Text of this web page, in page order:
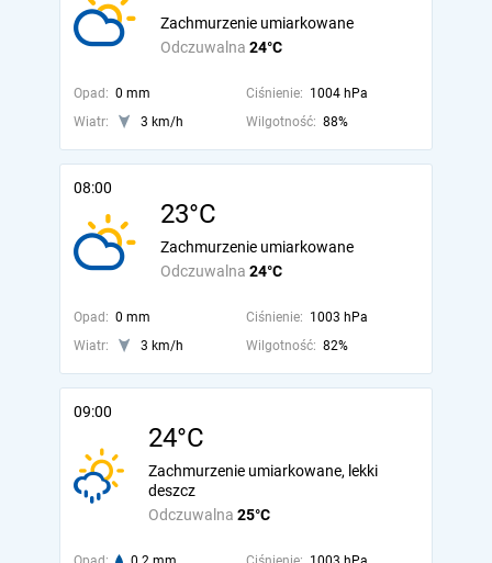
Odczuwalna 24°C
Zachmurzenie umiarkowane
Opad: 0 mm Ciśnienie: 1004 hPa
Wiatr:
3 km/h Wilgotność: 88%
08:00
23°C
Odczuwalna 24°C
Zachmurzenie umiarkowane
Opad: 0 mm Ciśnienie: 1003 hPa
Wiatr:
3 km/h Wilgotność: 82%
09:00
24°C
Odczuwalna 25°C
Zachmurzenie umiarkowane, lekki
deszcz